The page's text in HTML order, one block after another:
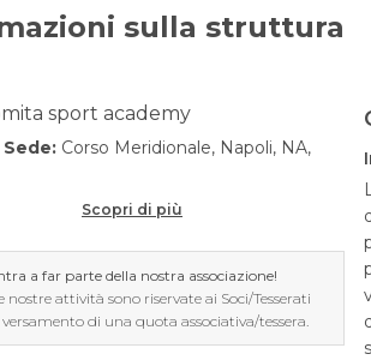
sulla struttura
sport academy
Corso Meridionale, Napoli, NA,
Scopri di più
a far parte della nostra associazione!
nostre attività sono riservate ai Soci/Tesserati
di una quota associativa/tessera.